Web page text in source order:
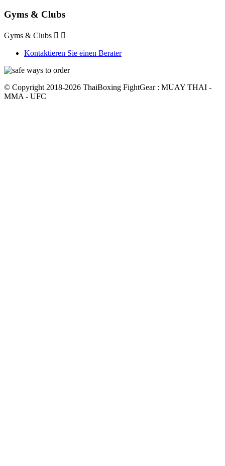
Gyms & Clubs
Gyms & Clubs  
Kontaktieren Sie einen Berater
© Copyright 2018-2026 ThaiBoxing FightGear : MUAY THAI -
MMA - UFC